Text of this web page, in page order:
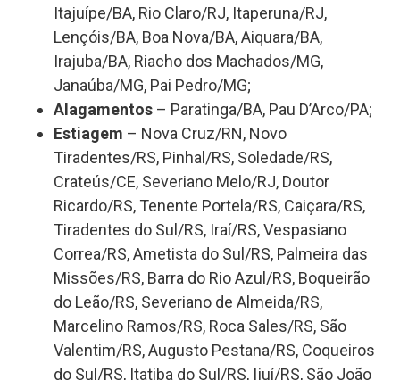
Itajuípe/BA, Rio Claro/RJ, Itaperuna/RJ,
Lençóis/BA, Boa Nova/BA, Aiquara/BA,
Irajuba/BA, Riacho dos Machados/MG,
Janaúba/MG, Pai Pedro/MG;
Alagamentos – Paratinga/BA, Pau D’Arco/PA;
Estiagem – Nova Cruz/RN, Novo
Tiradentes/RS, Pinhal/RS, Soledade/RS,
Crateús/CE, Severiano Melo/RJ, Doutor
Ricardo/RS, Tenente Portela/RS, Caiçara/RS,
Tiradentes do Sul/RS, Iraí/RS, Vespasiano
Correa/RS, Ametista do Sul/RS, Palmeira das
Missões/RS, Barra do Rio Azul/RS, Boqueirão
do Leão/RS, Severiano de Almeida/RS,
Marcelino Ramos/RS, Roca Sales/RS, São
Valentim/RS, Augusto Pestana/RS, Coqueiros
do Sul/RS, Itatiba do Sul/RS, Ijuí/RS, São João